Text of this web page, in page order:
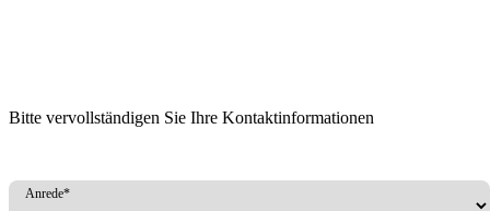
Bitte vervollständigen Sie Ihre Kontaktinformationen
Anrede*